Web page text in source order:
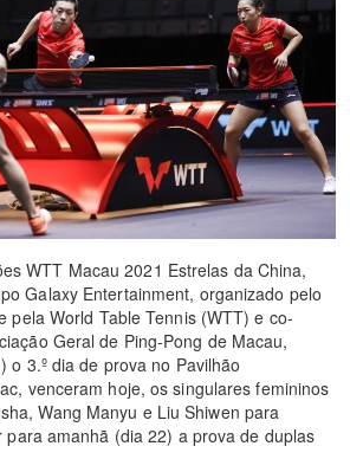
WTT Macau 2021 Estrelas da China,
Galaxy Entertainment, organizado pelo
pela World Table Tennis (WTT) e co-
Geral de Ping-Pong de Macau,
o 3.º dia de prova no Pavilhão
venceram hoje, os singulares femininos
Wang Manyu e Liu Shiwen para
amanhã (dia 22) a prova de duplas